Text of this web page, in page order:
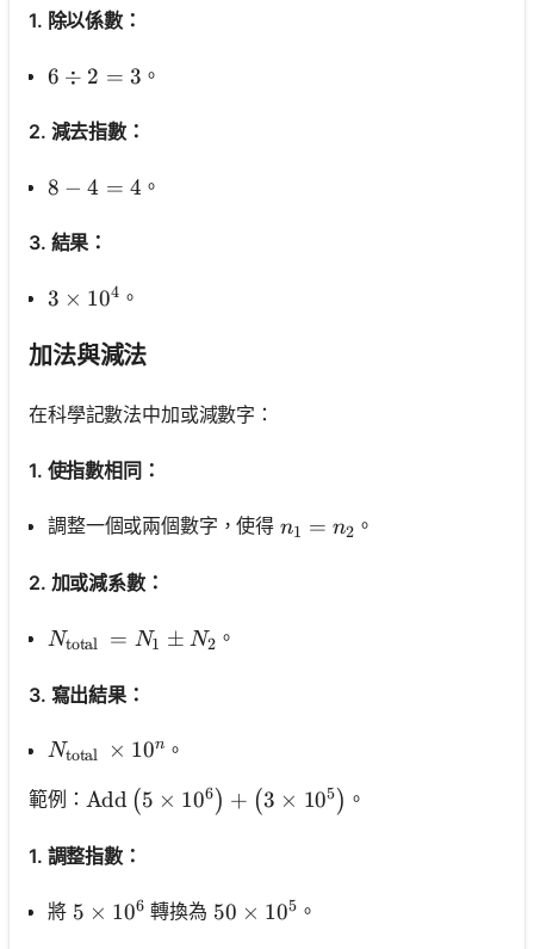
1. 除以係數：
6 \div 2=3
6 ÷ 2 = 3 。
2. 減去指數：
8-4=4
8 − 4 = 4 。
3. 結果：
3 \times 10^4
3 × 104 。
加法與減法
在科學記數法中加或減數字：
1. 使指數相同：
調整一個或兩個數字，使得 n_1=n_2
n1 = n2 。
2. 加或減系數：
N_{\text {total }}=N_1 \pm N_2
Ntotal = N1 ± N2 。
3. 寫出結果：
N_{\text {total }} \times 10^n
Ntotal × 10n 。
範例： \operatorname{Add}\left(5 \times
Add (5 × 106) + (3 × 105) 。
1. 調整指數：
將 5 \times 10^6
5 × 106 轉換為 50 \times 10^5
50 × 105 。